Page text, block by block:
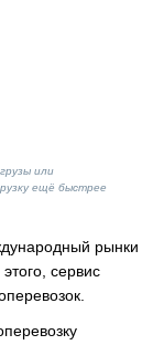
или
ещё быстрее
рынки
сервис